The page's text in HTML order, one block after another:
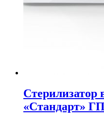
Стерилизатор
«Стандарт»